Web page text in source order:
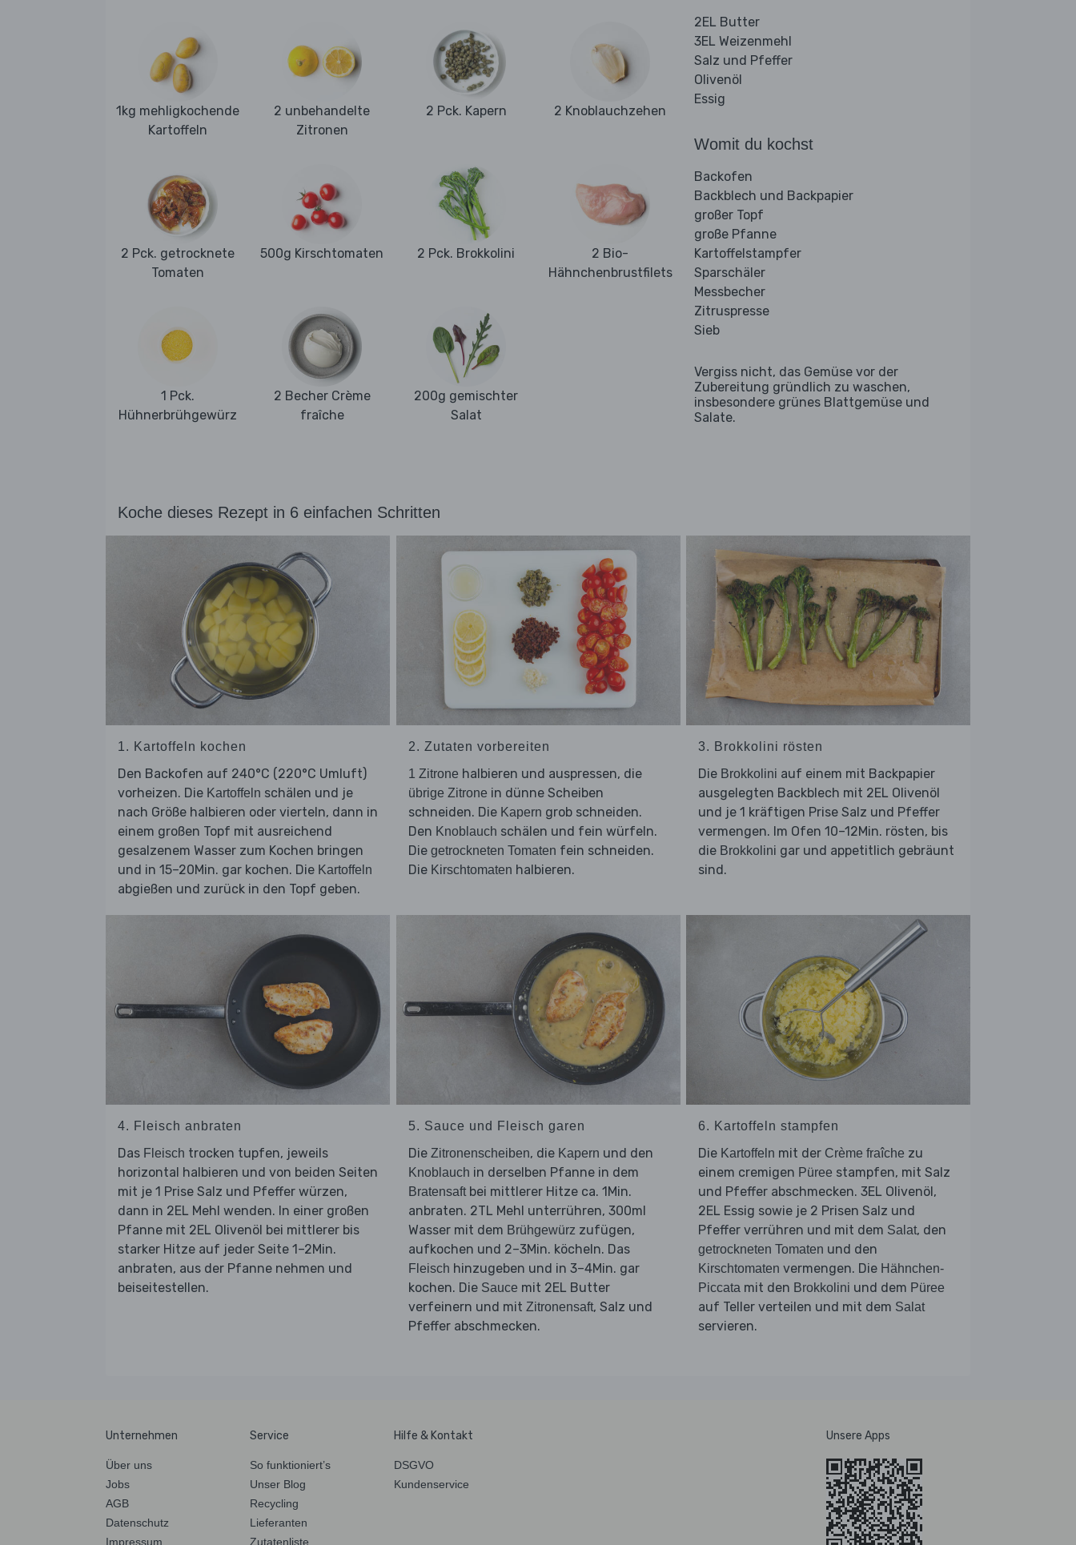
1kg mehligkochende
Kartoffeln
2 unbehandelte
Zitronen
2 Pck. Kapern 2 Knoblauchzehen
2 Pck. getrocknete
Tomaten
500g Kirschtomaten 2 Pck. Brokkolini
2 Bio-
Hähnchenbrustfilets
1 Pck.
Hühnerbrühgewürz
2 Becher Crème
fraîche
200g gemischter
Salat
2EL Butter
3EL Weizenmehl
Salz und Pfeffer
Olivenöl
Essig
Womit du kochst
Backofen
Backblech und Backpapier
großer Topf
große Pfanne
Kartoffelstampfer
Sparschäler
Messbecher
Zitruspresse
Sieb
Vergiss nicht, das Gemüse vor der
Zubereitung gründlich zu waschen,
insbesondere grünes Blattgemüse und
Salate.
Koche dieses Rezept in 6 einfachen Schritten
1. Kartoffeln kochen
Den Backofen auf 240°C (220°C Umluft)
vorheizen. Die Kartoffeln schälen und je
nach Größe halbieren oder vierteln, dann in
einem großen Topf mit ausreichend
gesalzenem Wasser zum Kochen bringen
und in 15–20Min. gar kochen. Die Kartoffeln
abgießen und zurück in den Topf geben.
2. Zutaten vorbereiten
1 Zitrone halbieren und auspressen, die
übrige Zitrone in dünne Scheiben
schneiden. Die Kapern grob schneiden.
Den Knoblauch schälen und fein würfeln.
Die getrockneten Tomaten fein schneiden.
Die Kirschtomaten halbieren.
3. Brokkolini rösten
Die Brokkolini auf einem mit Backpapier
ausgelegten Backblech mit 2EL Olivenöl
und je 1 kräftigen Prise Salz und Pfeffer
vermengen. Im Ofen 10–12Min. rösten, bis
die Brokkolini gar und appetitlich gebräunt
sind.
4. Fleisch anbraten
Das Fleisch trocken tupfen, jeweils
horizontal halbieren und von beiden Seiten
mit je 1 Prise Salz und Pfeffer würzen,
dann in 2EL Mehl wenden. In einer großen
Pfanne mit 2EL Olivenöl bei mittlerer bis
starker Hitze auf jeder Seite 1–2Min.
anbraten, aus der Pfanne nehmen und
beiseitestellen.
5. Sauce und Fleisch garen
Die Zitronenscheiben, die Kapern und den
Knoblauch in derselben Pfanne in dem
Bratensaftbei mittlerer Hitze ca. 1Min.
anbraten. 2TL Mehl unterrühren, 300ml
Wasser mit dem Brühgewürz zufügen,
aufkochen und 2–3Min. köcheln. Das
Fleisch hinzugeben und in 3–4Min. gar
kochen. Die Sauce mit 2EL Butter
verfeinern und mit Zitronensaft, Salz und
Pfeffer abschmecken.
6. Kartoffeln stampfen
Die Kartoffeln mit der Crème fraîche zu
einem cremigen Püree stampfen, mit Salz
und Pfeffer abschmecken. 3EL Olivenöl,
2EL Essig sowie je 2 Prisen Salz und
Pfeffer verrühren und mit dem Salat, den
getrockneten Tomaten und den
Kirschtomaten vermengen. Die Hähnchen-
Piccata mit den Brokkolini und dem Püree
auf Teller verteilen und mit dem Salat
servieren.
Unternehmen
Über uns
Jobs
AGB
Datenschutz
Impressum
Service
So funktioniert’s
Unser Blog
Recycling
Lieferanten
Zutatenliste
Hilfe & Kontakt
DSGVO
Kundenservice
Unsere Apps